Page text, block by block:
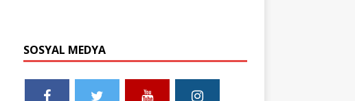
SOSYAL MEDYA